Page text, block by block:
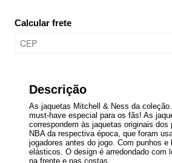
Calcular frete
Descrição
As jaquetas Mitchell & Ness da coleção
must-have especial para os fãs! As
correspondem às jaquetas originais dos
NBA da respectiva época, que foram
jogadores antes do jogo. Com punhos e
elásticos. O design é arredondado com
na frente e nas costas.